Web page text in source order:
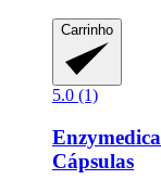
Carrinho
5.0 (1)
Enzymedica
Cápsulas